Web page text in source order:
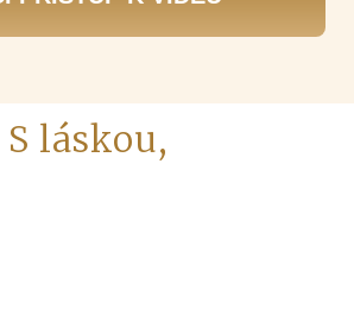
S láskou,